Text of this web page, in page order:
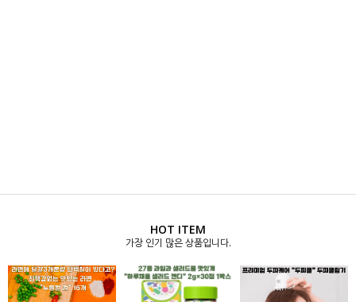
HOT ITEM
가장 인기 많은 상품입니다.